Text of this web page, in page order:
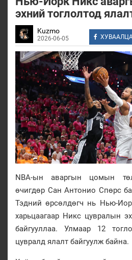
эхний тоглолтод
Kuzmo
2026-06-05
NBA-ын аваргын цомын
өчигдөр Сан Антонио Спөрс
Тэдний өрсөлдөгч нь Нью-
харьцаагаар Никс цувралын
байгууллаа. Улмаар 12
цувралд ялалт байгуулж байна.